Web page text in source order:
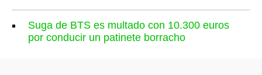
Suga de BTS es multado con 10.300 euros
por conducir un patinete borracho